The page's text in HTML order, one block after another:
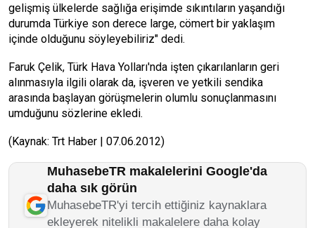
gelişmiş ülkelerde sağlığa erişimde sıkıntıların yaşandığı
durumda Türkiye son derece large, cömert bir yaklaşım
içinde olduğunu söyleyebiliriz" dedi.
Faruk Çelik, Türk Hava Yolları'nda işten çıkarılanların geri
alınmasıyla ilgili olarak da, işveren ve yetkili sendika
arasında başlayan görüşmelerin olumlu sonuçlanmasını
umduğunu sözlerine ekledi.
(Kaynak: Trt Haber | 07.06.2012)
MuhasebeTR makalelerini Google'da
daha sık görün
MuhasebeTR'yi tercih ettiğiniz kaynaklara
ekleyerek nitelikli makalelere daha kolay